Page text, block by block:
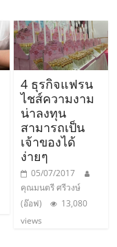
4 ธุรกิจแฟรน
ไชส์ความงาม
น่าลงทุน
สามารถเป็น
เจ้าของได้
ง่ายๆ
05/07/2017
คุณมนตรี ศรีวงษ์
(อ๊อฟ)
13,080
views